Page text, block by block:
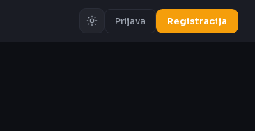
Prijava Registracija